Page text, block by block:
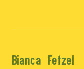
Bianca Fetzel